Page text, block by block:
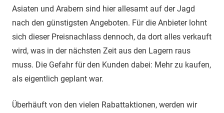
Asiaten und Arabern sind hier allesamt auf der Jagd
nach den günstigsten Angeboten. Für die Anbieter lohnt
sich dieser Preisnachlass dennoch, da dort alles verkauft
wird, was in der nächsten Zeit aus den Lagern raus
muss. Die Gefahr für den Kunden dabei: Mehr zu kaufen,
als eigentlich geplant war.
Überhäuft von den vielen Rabattaktionen, werden wir